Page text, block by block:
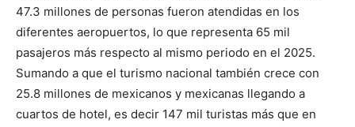
47.3 millones de personas fueron atendidas en los
diferentes aeropuertos, lo que representa 65 mil
pasajeros más respecto al mismo periodo en el 2025.
Sumando a que el turismo nacional también crece con
25.8 millones de mexicanos y mexicanas llegando a
cuartos de hotel, es decir 147 mil turistas más que en